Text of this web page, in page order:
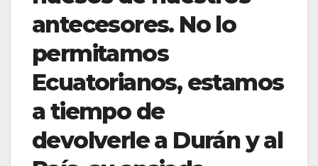
antecesores. No lo
permitamos
Ecuatorianos, estamos
a tiempo de
devolverle a Durán y al